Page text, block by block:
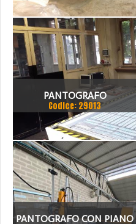
GESTIBILE CON IL
SOFTWARE TYPEEDIT (PER
ASSISTENZA
MECANUMERICA ITALIA)
NON INCLUSO.
PANTOGRAFO
COMPUTERIZZATO
COSTRUTTORE=CIELLE SRL
MODELLO= EPSILON
100/200
Codice: 29013
PANTOGRAFO CON PIANO